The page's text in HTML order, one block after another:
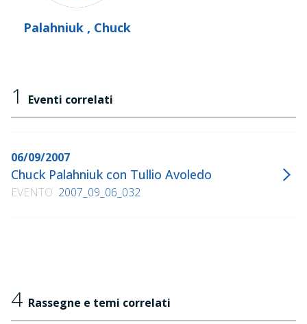
Palahniuk , Chuck
1 Eventi correlati
06/09/2007
Chuck Palahniuk con Tullio Avoledo
EVENTO 2007_09_06_032
4 Rassegne e temi correlati